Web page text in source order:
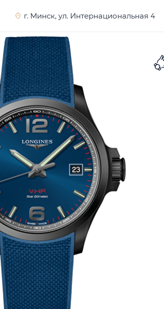
г. Минск, ул. Интернациональная 4